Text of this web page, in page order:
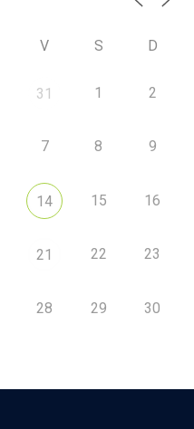
V S D
31 1 2
7 8 9
14 15 16
21 22 23
28 29 30